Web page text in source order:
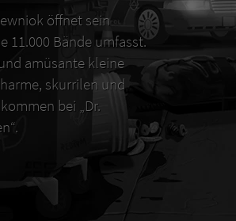
öffnet sein
11.000 Bände umfasst.
amüsante kleine
skurrilen und
bei „Dr.